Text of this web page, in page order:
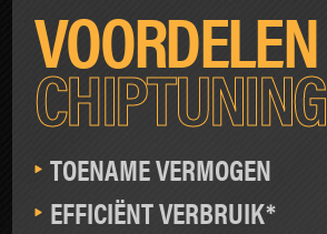
VOORDELEN
CHIPTUNING
TOENAME VERMOGEN
EFFICIËNT VERBRUIK*